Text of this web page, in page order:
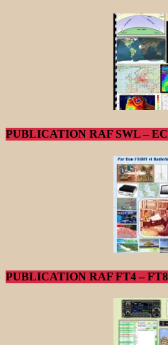
PUBLICATION RAF SWL –
PUBLICATION RAF FT4 – FT8